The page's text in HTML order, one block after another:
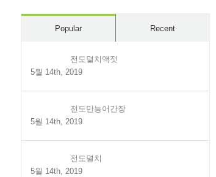
Popular Recent
전도멸치액젓
5월 14th, 2019
전도만능어간장
5월 14th, 2019
전도멸치
5월 14th, 2019